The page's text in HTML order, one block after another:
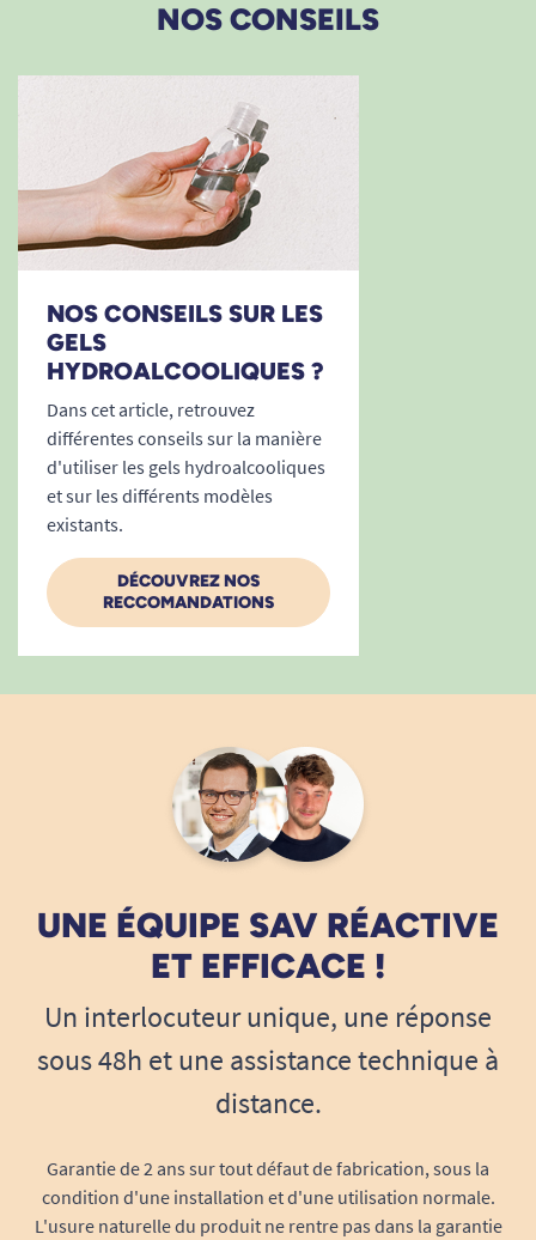
NOS CONSEILS
NOS CONSEILS SUR LES
GELS
HYDROALCOOLIQUES ?
Dans cet article, retrouvez
différentes conseils sur la manière
d'utiliser les gels hydroalcooliques
et sur les différents modèles
existants.
DÉCOUVREZ NOS
RECCOMANDATIONS
UNE ÉQUIPE SAV RÉACTIVE
ET EFFICACE !
Un interlocuteur unique, une réponse
sous 48h et une assistance technique à
distance.
Garantie de 2 ans sur tout défaut de fabrication, sous la
condition d'une installation et d'une utilisation normale.
L'usure naturelle du produit ne rentre pas dans la garantie